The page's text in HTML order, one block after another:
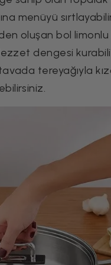
menüyü
oluşan bol
dengesi
tereyağıyla